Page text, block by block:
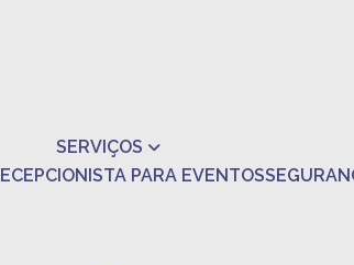
SERVIÇOS
RECEPCIONISTA PARA EVENTOS